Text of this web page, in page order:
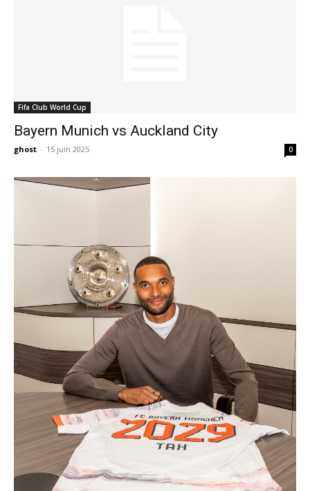
Fifa Club World Cup
Bayern Munich vs Auckland City
ghost - 15 juin 2025 0